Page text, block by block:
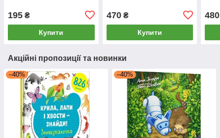
195 ₴
Купити
470₴
Купити
480
Акційні пропозиції та новинки
–40% –40%